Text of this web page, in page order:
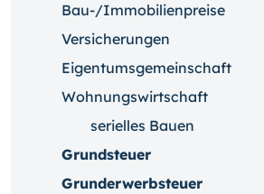
Bau-/Immobilienpreise
Versicherungen
Eigentumsgemeinschaft
Wohnungswirtschaft
serielles Bauen
Grundsteuer
Grunderwerbsteuer